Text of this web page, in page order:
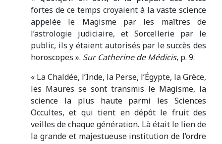
fortes de ce temps croyaient à la vaste science
appelée le Magisme par les maîtres de
l’astrologie judiciaire, et Sorcellerie par le
public, ils y étaient autorisés par le succès des
horoscopes ». Sur Catherine de Médicis, p. 9.
« La Chaldée, l’Inde, la Perse, l’Égypte, la Grèce,
les Maures se sont transmis le Magisme, la
science la plus haute parmi les Sciences
Occultes, et qui tient en dépôt le fruit des
veilles de chaque génération. Là était le lien de
la grande et majestueuse institution de l’ordre